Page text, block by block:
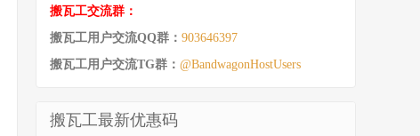
搬瓦工交流群：
搬瓦工用户交流QQ群： 903646397
搬瓦工用户交流TG群： @BandwagonHostUsers
搬瓦工最新优惠码